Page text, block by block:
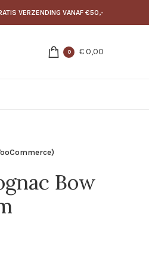
VERZENDING VANAF €50,-
0 €0,00
Bow